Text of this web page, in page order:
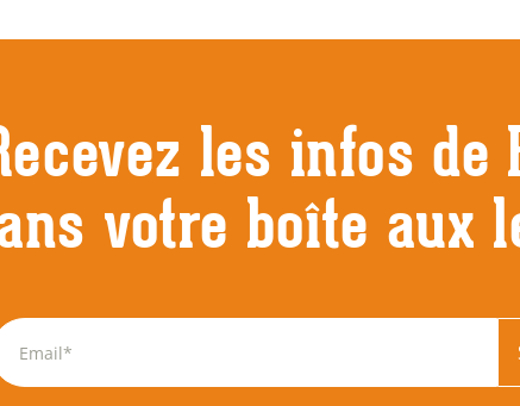
les infos de
votre boîte aux